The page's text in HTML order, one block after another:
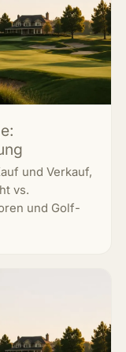
und Verkauf,
vs.
und Golf-